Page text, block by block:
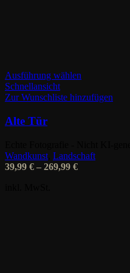
Ausführung wählen
weist
Optionen
können
Schnellansicht
Zur Wunschliste hinzufügen
Alte Tür
Wandkunst Landschaft
39,99 € – 269,99 €